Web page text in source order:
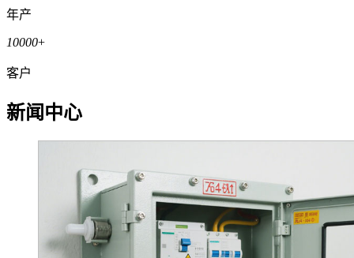
年产
10000+
客户
新闻中心